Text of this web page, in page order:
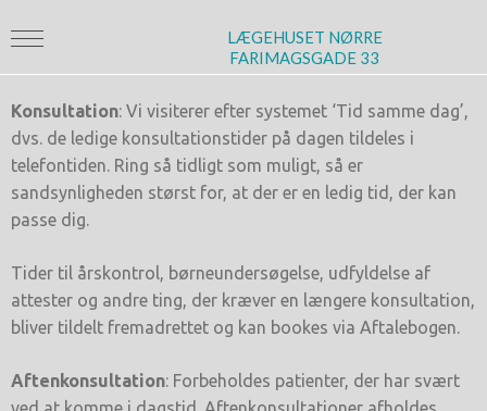
LÆGEHUSET NØRRE
FARIMAGSGADE 33
Konsultation: Vi visiterer efter systemet ‘Tid samme dag’,
dvs. de ledige konsultationstider på dagen tildeles i
telefontiden. Ring så tidligt som muligt, så er
sandsynligheden størst for, at der er en ledig tid, der kan
passe dig.
Tider til årskontrol, børneundersøgelse, udfyldelse af
attester og andre ting, der kræver en længere konsultation,
bliver tildelt fremadrettet og kan bookes via Aftalebogen.
Aftenkonsultation: Forbeholdes patienter, der har svært